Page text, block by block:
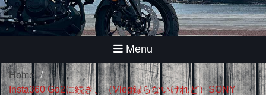
Menu
Home
Insta360 Go2に続き、（Vlog録らないけれど）SONY